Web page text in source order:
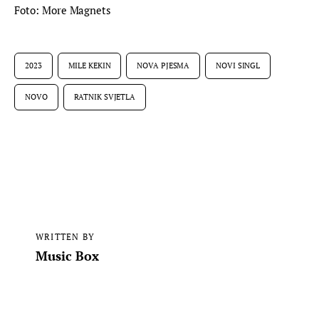
Foto: More Magnets
2023 MILE KEKIN NOVA PJESMA NOVI SINGL
NOVO RATNIK SVJETLA
WRITTEN BY
Music Box